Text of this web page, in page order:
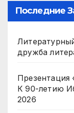
Последние
дружба
К 90-летию
2026